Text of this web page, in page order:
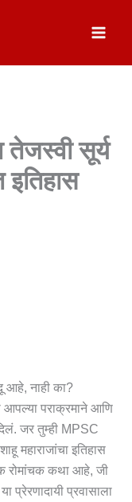
तेजस्वी सूर्य
आहे, नाही का?
आपल्या पराक्रमाने आणि
जर तुम्ही MPSC
महाराजांचा इतिहास
रोमांचक कथा आहे, जी
प्रेरणादायी प्रवासाला